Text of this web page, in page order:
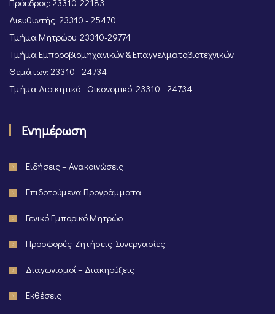
Πρόεδρος: 23310-22183
Διευθυντής: 23310 - 25470
Τμήμα Μητρώου: 23310-29774
Τμήμα Εμποροβιομηχανικών & Επαγγελματοβιοτεχνικών
Θεμάτων: 23310 - 24734
Τμήμα Διοικητικό - Οικονομικό: 23310 - 24734
Ενημέρωση
Ειδήσεις – Ανακοινώσεις
Επιδοτούμενα Προγράμματα
Γενικό Εμπορικό Μητρώο
Προσφορές-Ζητήσεις-Συνεργασίες
Διαγωνισμοί – Διακηρύξεις
Εκθέσεις